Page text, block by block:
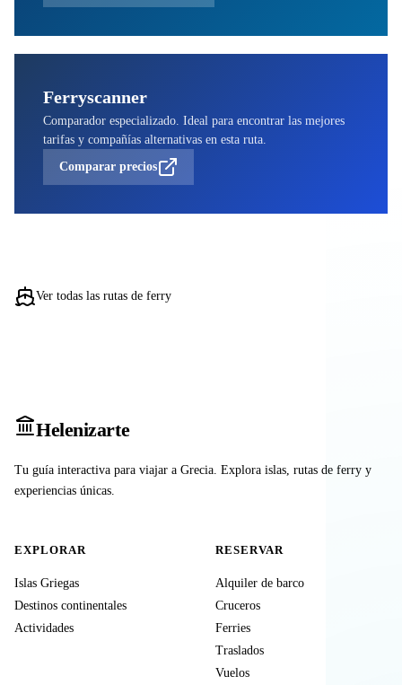
Ferryscanner
Comparador especializado. Ideal para encontrar las mejores
tarifas y compañías alternativas en esta ruta.
Comparar precios
Ver todas las rutas de ferry
Helenizarte
Tu guía interactiva para viajar a Grecia. Explora islas, rutas de ferry y
experiencias únicas.
EXPLORAR
Islas Griegas
Destinos continentales
Actividades
RESERVAR
Alquiler de barco
Cruceros
Ferries
Traslados
Vuelos